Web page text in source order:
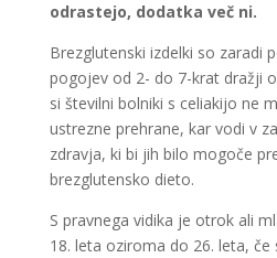
odrastejo, dodatka več ni.
Brezglutenski izdelki so zaradi
pogojev od 2- do 7-krat dražji
si številni bolniki s celiakijo ne
ustrezne prehrane, kar vodi v
zdravja, ki bi jih bilo mogoče
brezglutensko dieto.
S pravnega vidika je otrok ali
18. leta oziroma do 26. leta, če